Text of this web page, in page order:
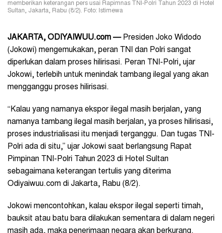
memberikan keterangan pers usai Rapimnas TNI-Polri Tahun 2023 di Hotel
Sultan, Jakarta, Rabu (8/2). Foto: Istimewa
JAKARTA, ODIYAIWUU.com —Presiden Joko Widodo
(Jokowi) mengemukakan, peran TNI dan Polri sangat
diperlukan dalam proses hilirisasi. Peran TNI-Polri, ujar
Jokowi, terlebih untuk menindak tambang ilegal yang akan
mengganggu proses hilirisasi.
“Kalau yang namanya ekspor ilegal masih berjalan, yang
namanya tambang ilegal masih berjalan, ya proses hilirisasi,
proses industrialisasi itu menjadi terganggu. Dan tugas TNI-
Polri ada di situ,” ujar Jokowi saat berlangsung Rapat
Pimpinan TNI-Polri Tahun 2023 di Hotel Sultan
sebagaimana keterangan tertulis yang diterima
Odiyaiwuu.com di Jakarta, Rabu (8/2).
Jokowi mencontohkan, kalau ekspor ilegal seperti timah,
bauksit atau batu bara dilakukan sementara di dalam negeri
masih ada, maka penerimaan negara akan berkurang.